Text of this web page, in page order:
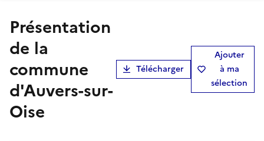
présentation
de la
commune
d'Auvers-sur-
Oise
Télécharger
Ajouter
à ma
sélection